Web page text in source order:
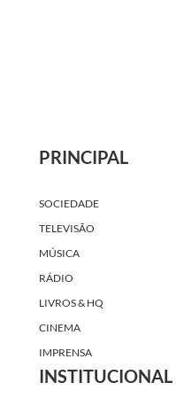
PRINCIPAL
SOCIEDADE
TELEVISÃO
MÚSICA
RÁDIO
LIVROS & HQ
CINEMA
IMPRENSA
INSTITUCIONAL